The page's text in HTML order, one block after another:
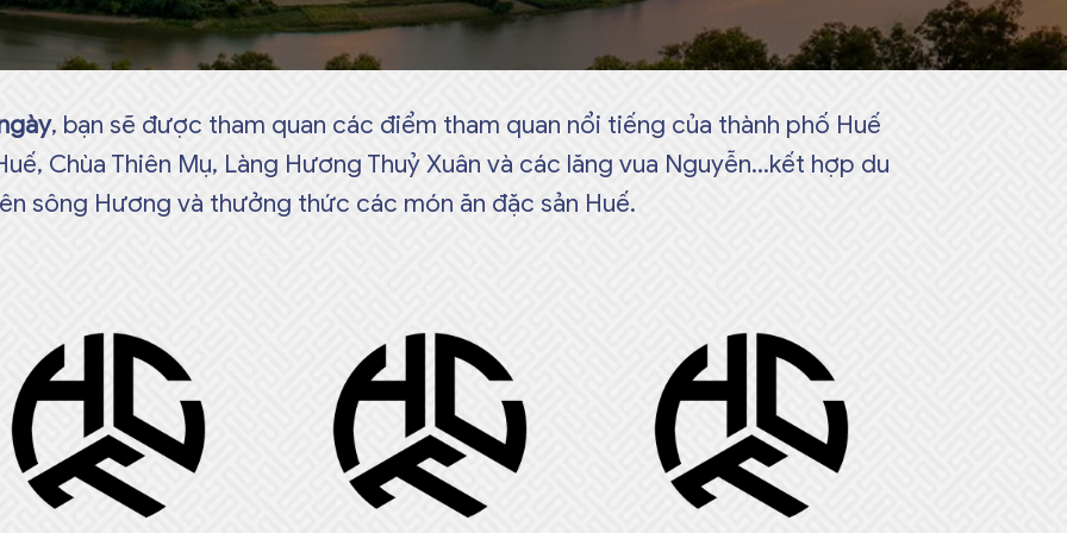
, bạn sẽ được tham quan các điểm tham quan nổi tiếng của thành phố Huế
Chùa Thiên Mụ, Làng Hương Thuỷ Xuân và các lăng vua Nguyễn…kết hợp du
sông Hương và thưởng thức các món ăn đặc sản Huế.